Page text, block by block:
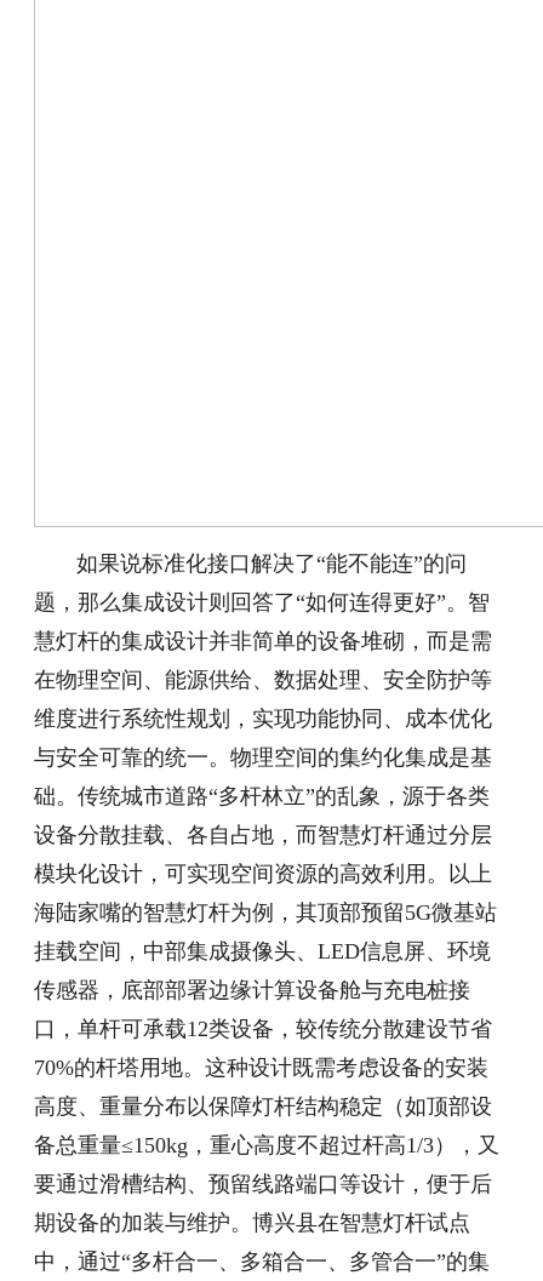
如果说标准化接口解决了“能不能连”的问
题，那么集成设计则回答了“如何连得更好”。智
慧灯杆的集成设计并非简单的设备堆砌，而是需
在物理空间、能源供给、数据处理、安全防护等
维度进行系统性规划，实现功能协同、成本优化
与安全可靠的统一。物理空间的集约化集成是基
础。传统城市道路“多杆林立”的乱象，源于各类
设备分散挂载、各自占地，而智慧灯杆通过分层
模块化设计，可实现空间资源的高效利用。以上
海陆家嘴的智慧灯杆为例，其顶部预留5G微基站
挂载空间，中部集成摄像头、LED信息屏、环境
传感器，底部部署边缘计算设备舱与充电桩接
口，单杆可承载12类设备，较传统分散建设节省
70%的杆塔用地。这种设计既需考虑设备的安装
高度、重量分布以保障灯杆结构稳定（如顶部设
备总重量≤150kg，重心高度不超过杆高1/3），又
要通过滑槽结构、预留线路端口等设计，便于后
期设备的加装与维护。博兴县在智慧灯杆试点
中，通过“多杆合一、多箱合一、多管合一”的集